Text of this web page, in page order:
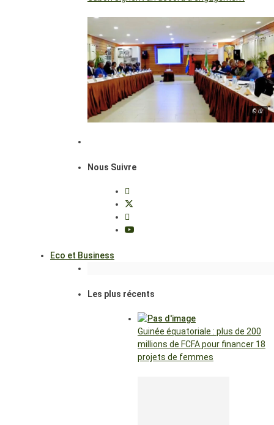
© dr
Nous Suivre
Eco et Business
Les plus récents
Guinée équatoriale : plus de 200
millions de FCFA pour financer 18
projets de femmes